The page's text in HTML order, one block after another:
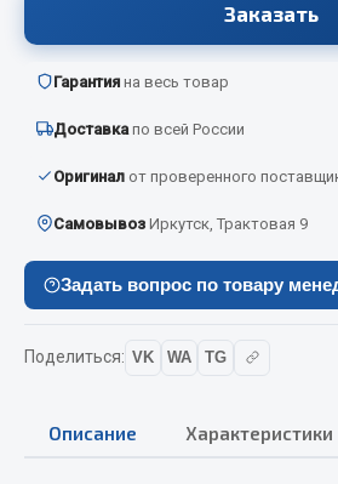
Автотовары
Автозвук
Автокаталоги
Аптечки и знаки автомобильные
Брызговики
Вентиляторы кабины
Весь раздел
Заказать
Гарантия на весь товар
Доставка по всей России
Оригинал от проверенного
Самовывоз Иркутск, Трактовая 9
Задать вопрос по товару
Поделиться: VK WA TG
Описание Характеристики